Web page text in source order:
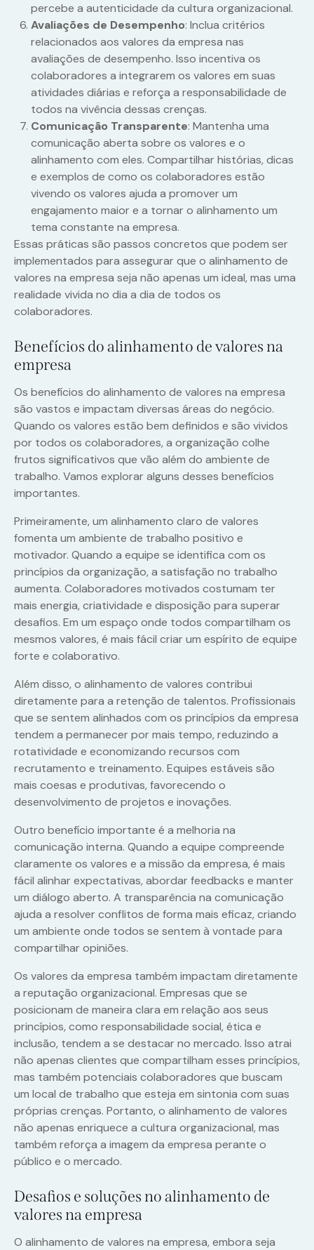
percebe a autenticidade da cultura organizacional.
Avaliações de Desempenho: Inclua critérios
relacionados aos valores da empresa nas
avaliações de desempenho. Isso incentiva os
colaboradores a integrarem os valores em suas
atividades diárias e reforça a responsabilidade de
todos na vivência dessas crenças.
Comunicação Transparente: Mantenha uma
comunicação aberta sobre os valores e o
alinhamento com eles. Compartilhar histórias, dicas
e exemplos de como os colaboradores estão
vivendo os valores ajuda a promover um
engajamento maior e a tornar o alinhamento um
tema constante na empresa.
Essas práticas são passos concretos que podem ser
implementados para assegurar que o alinhamento de
valores na empresa seja não apenas um ideal, mas uma
realidade vivida no dia a dia de todos os
colaboradores.
Benefícios do alinhamento de valores na
empresa
Os benefícios do alinhamento de valores na empresa
são vastos e impactam diversas áreas do negócio.
Quando os valores estão bem definidos e são vividos
por todos os colaboradores, a organização colhe
frutos significativos que vão além do ambiente de
trabalho. Vamos explorar alguns desses benefícios
importantes.
Primeiramente, um alinhamento claro de valores
fomenta um ambiente de trabalho positivo e
motivador. Quando a equipe se identifica com os
princípios da organização, a satisfação no trabalho
aumenta. Colaboradores motivados costumam ter
mais energia, criatividade e disposição para superar
desafios. Em um espaço onde todos compartilham os
mesmos valores, é mais fácil criar um espírito de equipe
forte e colaborativo.
Além disso, o alinhamento de valores contribui
diretamente para a retenção de talentos. Profissionais
que se sentem alinhados com os princípios da empresa
tendem a permanecer por mais tempo, reduzindo a
rotatividade e economizando recursos com
recrutamento e treinamento. Equipes estáveis são
mais coesas e produtivas, favorecendo o
desenvolvimento de projetos e inovações.
Outro benefício importante é a melhoria na
comunicação interna. Quando a equipe compreende
claramente os valores e a missão da empresa, é mais
fácil alinhar expectativas, abordar feedbacks e manter
um diálogo aberto. A transparência na comunicação
ajuda a resolver conflitos de forma mais eficaz, criando
um ambiente onde todos se sentem à vontade para
compartilhar opiniões.
Os valores da empresa também impactam diretamente
a reputação organizacional. Empresas que se
posicionam de maneira clara em relação aos seus
princípios, como responsabilidade social, ética e
inclusão, tendem a se destacar no mercado. Isso atrai
não apenas clientes que compartilham esses princípios,
mas também potenciais colaboradores que buscam
um local de trabalho que esteja em sintonia com suas
próprias crenças. Portanto, o alinhamento de valores
não apenas enriquece a cultura organizacional, mas
também reforça a imagem da empresa perante o
público e o mercado.
Desafios e soluções no alinhamento de
valores na empresa
O alinhamento de valores na empresa, embora seja